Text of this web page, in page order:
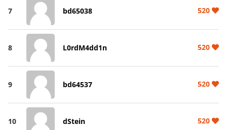
7 bd65038 520
8 L0rdM4dd1n 520
9 bd64537 520
10 dStein 520